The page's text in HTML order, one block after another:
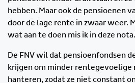
hebben. Maar ook de pensioenen
door de lage rente in zwaar weer.
wat aan te doen mis ik in deze
De FNV wil dat pensioenfondsen
krijgen om minder rentegevoelige
hanteren, zodat ze niet constant